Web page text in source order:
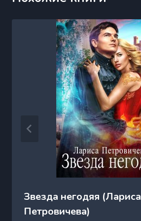
Звезда негодяя (Лариса
Петровичева)